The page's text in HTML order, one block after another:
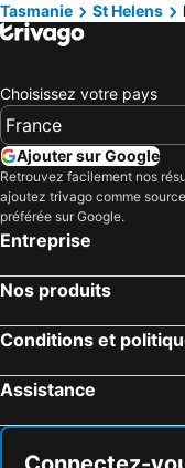
Tasmanie
St Helens
Choisissez votre pays
Ajouter sur Google
Retrouvez facilement nos
ajoutez trivago comme source
préférée sur Google.
Entreprise
Nos produits
Conditions et
Assistance